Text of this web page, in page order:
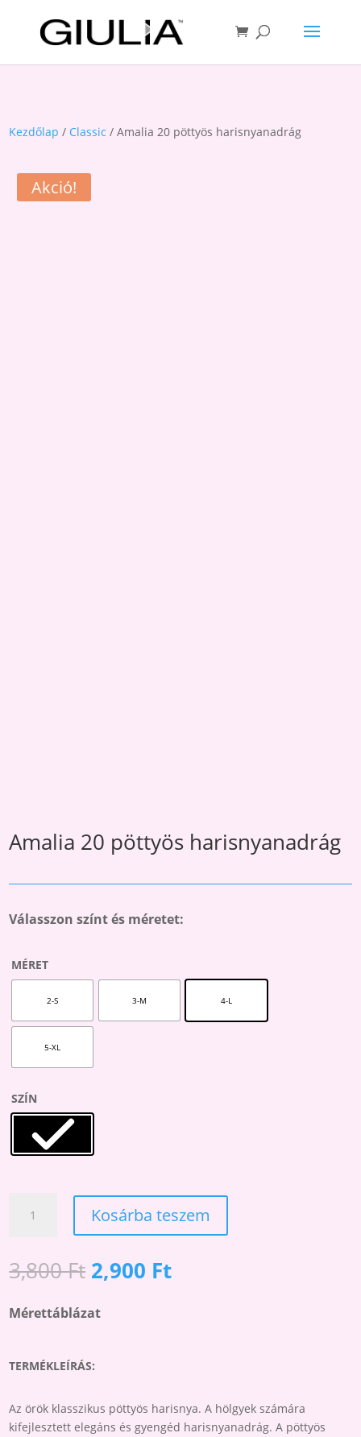
Kezdőlap / Classic / Amalia 20 pöttyös harisnyanadrág
Akció!
Amalia 20 pöttyös harisnyanadrág
Válasszon színt és méretet:
MÉRET
2-S 3-M 4-L
5-XL
SZÍN
MENNYISÉG
Kosárba teszem
3,800Ft Original
price
was:
3,800 Ft.
2,900 FtCurrent
price
Mérettáblázat
TERMÉKLEÍRÁS:
Az örök klasszikus pöttyös harisnya. A hölgyek számára
kifejlesztett elegáns és gyengéd harisnyanadrág. A pöttyös